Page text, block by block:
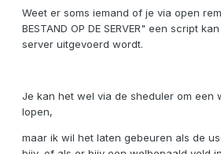
Weet er soms iemand of je via open
BESTAND OP DE SERVER" een script
server uitgevoerd wordt.
Je kan het wel via de sheduler om een
lopen,
maar ik wil het laten gebeuren als de